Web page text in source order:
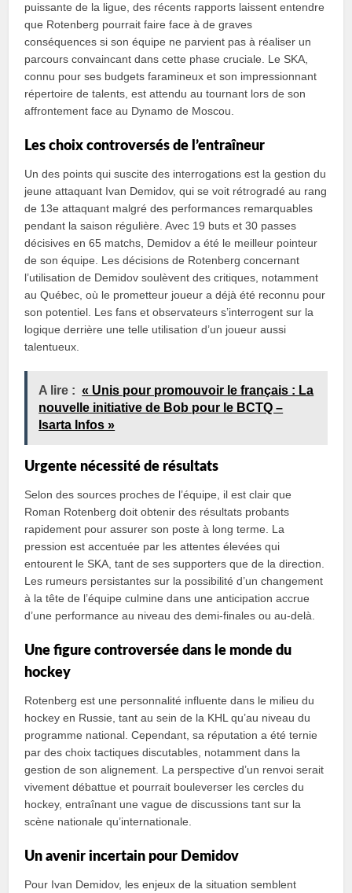
puissante de la ligue, des récents rapports laissent entendre
que Rotenberg pourrait faire face à de graves
conséquences si son équipe ne parvient pas à réaliser un
parcours convaincant dans cette phase cruciale. Le SKA,
connu pour ses budgets faramineux et son impressionnant
répertoire de talents, est attendu au tournant lors de son
affrontement face au Dynamo de Moscou.
Les choix controversés de l’entraîneur
Un des points qui suscite des interrogations est la gestion du
jeune attaquant Ivan Demidov, qui se voit rétrogradé au rang
de 13e attaquant malgré des performances remarquables
pendant la saison régulière. Avec 19 buts et 30 passes
décisives en 65 matchs, Demidov a été le meilleur pointeur
de son équipe. Les décisions de Rotenberg concernant
l’utilisation de Demidov soulèvent des critiques, notamment
au Québec, où le prometteur joueur a déjà été reconnu pour
son potentiel. Les fans et observateurs s’interrogent sur la
logique derrière une telle utilisation d’un joueur aussi
talentueux.
A lire : « Unis pour promouvoir le français : La
nouvelle initiative de Bob pour le BCTQ –
Isarta Infos »
Urgente nécessité de résultats
Selon des sources proches de l’équipe, il est clair que
Roman Rotenberg doit obtenir des résultats probants
rapidement pour assurer son poste à long terme. La
pression est accentuée par les attentes élevées qui
entourent le SKA, tant de ses supporters que de la direction.
Les rumeurs persistantes sur la possibilité d’un changement
à la tête de l’équipe culmine dans une anticipation accrue
d’une performance au niveau des demi-finales ou au-delà.
Une figure controversée dans le monde du
hockey
Rotenberg est une personnalité influente dans le milieu du
hockey en Russie, tant au sein de la KHL qu’au niveau du
programme national. Cependant, sa réputation a été ternie
par des choix tactiques discutables, notamment dans la
gestion de son alignement. La perspective d’un renvoi serait
vivement débattue et pourrait bouleverser les cercles du
hockey, entraînant une vague de discussions tant sur la
scène nationale qu’internationale.
Un avenir incertain pour Demidov
Pour Ivan Demidov, les enjeux de la situation semblent